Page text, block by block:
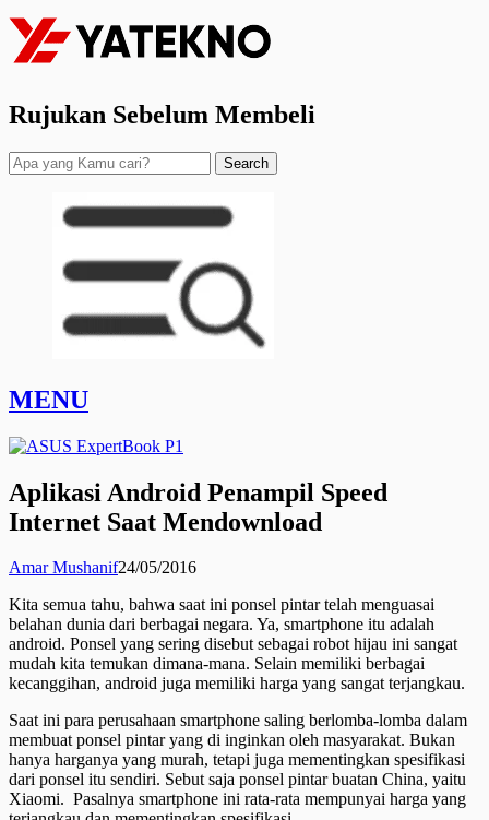
Rujukan Sebelum Membeli
Search
MENU
Aplikasi Android Penampil Speed
Internet Saat Mendownload
Amar Mushanif24/05/2016
Kita semua tahu, bahwa saat ini ponsel pintar telah menguasai
belahan dunia dari berbagai negara. Ya, smartphone itu adalah
android. Ponsel yang sering disebut sebagai robot hijau ini sangat
mudah kita temukan dimana-mana. Selain memiliki berbagai
kecanggihan, android juga memiliki harga yang sangat terjangkau.
Saat ini para perusahaan smartphone saling berlomba-lomba dalam
membuat ponsel pintar yang di inginkan oleh masyarakat. Bukan
hanya harganya yang murah, tetapi juga mementingkan spesifikasi
dari ponsel itu sendiri. Sebut saja ponsel pintar buatan China, yaitu
Xiaomi. Pasalnya smartphone ini rata-rata mempunyai harga yang